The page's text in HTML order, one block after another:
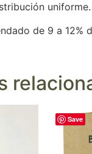
uniforme.
de 9 a 12%
Save